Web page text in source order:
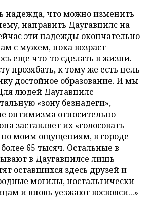
надежда, что можно изменить
направить Даугавпилс на
эти надежды окончательно
с мужем, пока возраст
еще что-то сделать в жизни.
прозябать, к тому же есть цель
достойное образование. И мы
людей Даугавпилс
«зону безнадеги»,
оптимизма относительно
заставляет их «голосовать
по моим ощущениям, в городе
65 тысяч. Остальные в
в Даугавпилсе лишь
оставшихся здесь друзей и
могилы, ностальгически
и вновь уезжают восвояси...»